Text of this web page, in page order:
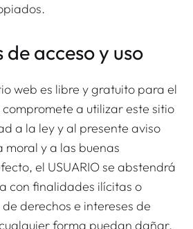
acceso y uso
web es libre y gratuito para el
compromete a utilizar este sitio
a la ley y al presente aviso
moral y a las buenas
el USUARIO se abstendrá
con finalidades ilícitas o
derechos e intereses de
forma puedan dañar,